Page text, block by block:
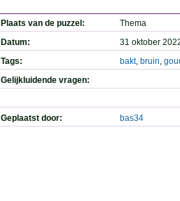
Plaats van de puzzel:
Thema
Datum:
31 oktober
Tags:
bakt, bruin,
Gelijkluidende vragen:
Geplaatst door: bas34